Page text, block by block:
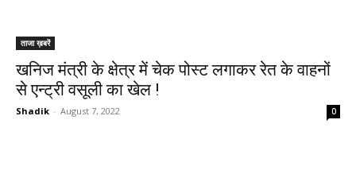
ताजा ख़बरें
खनिज मंत्री के क्षेत्र में चेक पोस्ट लगाकर रेत के वाहनों
से एन्ट्री वसूली का खेल !
Shadik - August 7, 2022 0